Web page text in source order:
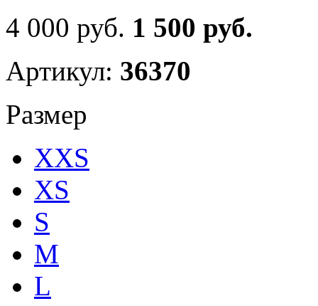
4 000 руб. 1 500 руб.
Артикул: 36370
Размер
XXS
XS
S
M
L